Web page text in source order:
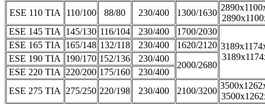
ESE 110 TIA
110/100 88/80 230/400 1300/1630
ESE 145 TIA
145/130 116/104 230/400
1700/2030
ESE 165 TIA 165/148 132/118 230/400
1620/2120
ESE 190 TIA
190/170 152/136 230/400
2000/2680
ESE 220 TIA 220/200 175/160
230/400
ESE 275 TIA
275/250 220/198 230/400 2100/3200